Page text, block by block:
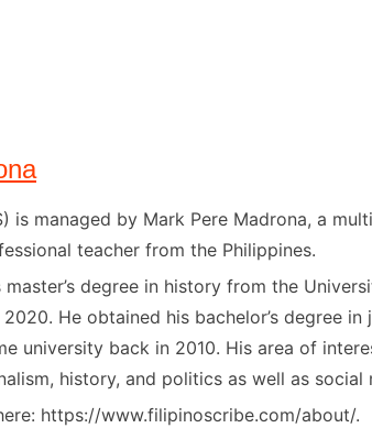
is managed by Mark Pere Madrona, a
teacher from the Philippines.
master’s degree in history from the
He obtained his bachelor’s degree in
university back in 2010. His area of
history, and politics as well as social
https://www.filipinoscribe.com/about/.